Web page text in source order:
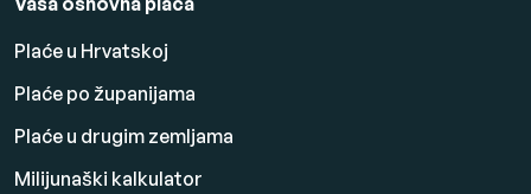
Plaće u Hrvatskoj
Plaće po županijama
Plaće u drugim zemljama
Milijunaški kalkulator